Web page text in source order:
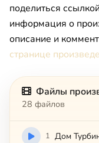
поделиться
информация о
описание и
странице
Файлы
28 файлов
1 Дом